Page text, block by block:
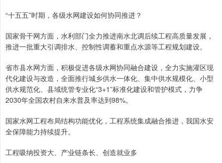
“十五五”时期，各级水网建设如何协同推进？
国家骨干网方面，水利部门全力推进南水北调后续工程高质量发展，
推进一批重大引调排水、控制性调蓄和重点水源等工程规划建设。
省市县水网方面，积极促进各级水网协同融合建设，全力实施灌区现
代化建设与改造，全面推行城乡供水一体化、集中供水规模化、小型
供水规范化、县域统管专业化“3+1”标准化建设和管护模式，力争
2030年全国农村自来水普及率达到98%。
国家水网工程布局结构功能优化，工程系统集成融合推进，我国水安
全保障能力持续提升。
工程吸纳投资大、产业链条长、创造就业多